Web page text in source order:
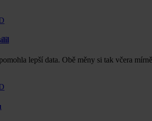
lepší data. Obě měny si tak včera